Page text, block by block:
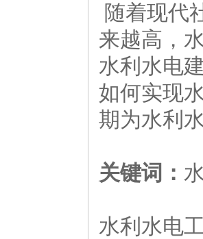
随着现代
来越高，
水利水电
如何实现
期为水利
关键词：
水利水电